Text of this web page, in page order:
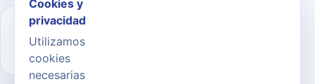
¿Si el resultado se ve natural en
Párpados / Blefaroplastia?
Cookies y
privacidad
Utilizamos
cookies
necesarias